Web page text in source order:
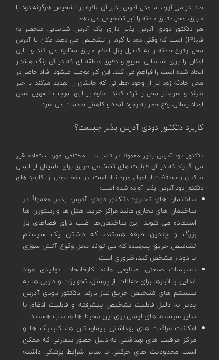
صدا در می ‌آورد، اما مدل آدرس پذیر آن علاوه بر تشخیص هرگونه دود یا
حریق، محل دقیق حادثه را نیز تشخیص می دهد.
هر دتکتور دودی آدرس پذیر دارای یک آدرس شناسایی منحصر به
فرد(IP) است که وقتی دود یا گرما را تشخیص می دهد، مکان یا آدرس
محل وقوع حادثه را به کنترل پنل اعلام حریق مخابره می کند و این
امکان را برای شناسایی سریع و دقیق منطقه ای که در آن زنگ هشدار
ایجاد شده است را فراهم می کند. این کار موجب میشود افراد حاضر در
محل حادثه زود تر از وجود خطراتی که جانشان را تهدید میکند با خبر
شوند و سریعتر محل را ترک کنند. علاوه بر اینها موجب تسهیل شدن
امداد رسانی، رفع خطر به وجود آمده و کاهش صدمات می شود.
کاربرد دتکتور دودی آدرس پذیر چیست؟
دتکتور دود آدرس پذیر معمولا در تاسیسات مختلفی مورد استفاده قرار
می گیرند که در آن قابلیت های تشخیص حریق برای اطمینان از ایمنی
ساکنان و محافظت از اموال مورد نیاز است. در اینجا برخی از کاربرد های
دتکتور دود آدرس پذیر آورده شده است:
ساختمان های تجاری: دتکتور دودی آدرس پذیر معمولاً در
ساختمان های تجاری مانند مراکز خرید، هتل ها و رستوران ها
استفاده می شوند. این ساختمان‌ها اغلب دارای فضاهای باز
بزرگ و چندین طبقه هستند، که داشتن یک سیستم
تشخیص حریق پیچیده که می‌ تواند محل وقوع آتش‌ سوزی
یا دود را مشخص کند، ضروری است.
تاسیسات صنعتی: صنایعی مانند کارخانجات تولیدی مواد
غذایی یا انبارها برای حفاظت از پرسنل، تجهیزات و دارایی ها به
سیستم های تشخیص حریق نیاز دارند. دتکتور دودی آدرس
پذیر به دلیل قابلیت تشخیص پیشرفته و قابلیت ادغام با
سایر سیستم های ایمنی برای این محیط ها مناسب هستند.
امکانات مراقبت های بهداشتی: بیمارستان ها، کلینیک ها و
مراکز مراقبت های بهداشتی به دلیل حضور بیمارانی که ممکن
است محدودیت های حرکتی یا سایر شرایط پزشکی داشته